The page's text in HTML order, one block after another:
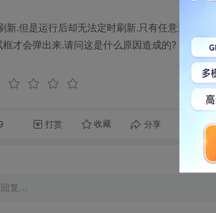
新.但是运行后却无法定时刷新.只有任意选中其
才会弹出来.请问这是什么原因造成的?
打赏 收藏 分享 转发
回复…